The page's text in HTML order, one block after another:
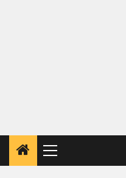
Primary
Menu